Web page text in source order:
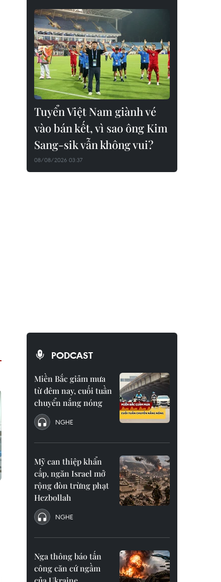
Tuyển Việt Nam giành vé
vào bán kết, vì sao ông Kim
Sang-sik vẫn không vui?
08/08/2026 03:37
PODCAST
Miền Bắc giảm mưa
từ đêm nay, cuối tuần
chuyển nắng nóng
NGHE
Mỹ can thiệp khẩn
cấp, ngăn Israel mở
rộng đòn trừng phạt
Hezbollah
NGHE
Nga thông báo tấn
công căn cứ ngầm